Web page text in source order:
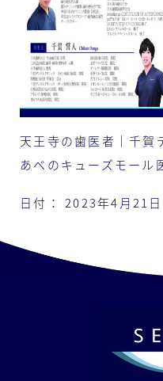
天王寺の歯医者｜千賀
あべのキューズモール
日付： 2023年4月21日